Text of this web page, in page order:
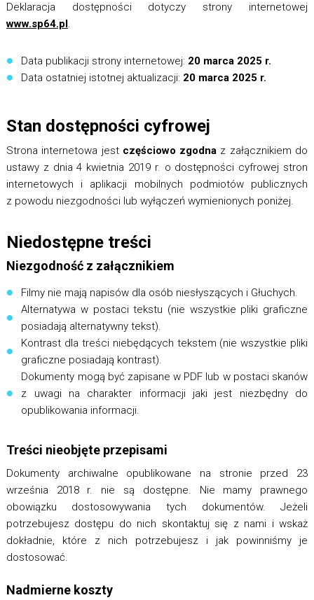
Deklaracja dostępności dotyczy strony internetowej
www.sp64.pl.
Data publikacji strony internetowej: 20 marca 2025 r.
Data ostatniej istotnej aktualizacji: 20 marca 2025 r.
Stan dostępności cyfrowej
Strona internetowa jest częściowo zgodna z załącznikiem do
ustawy z dnia 4 kwietnia 2019 r. o dostępności cyfrowej stron
internetowych i aplikacji mobilnych podmiotów publicznych
z powodu niezgodności lub wyłączeń wymienionych poniżej.
Niedostępne treści
Niezgodność z załącznikiem
Filmy nie mają napisów dla osób niesłyszących i Głuchych.
Alternatywa w postaci tekstu (nie wszystkie pliki graficzne
posiadają alternatywny tekst).
Kontrast dla treści niebędących tekstem (nie wszystkie pliki
graficzne posiadają kontrast).
Dokumenty mogą być zapisane w PDF lub w postaci skanów
z uwagi na charakter informacji jaki jest niezbędny do
opublikowania informacji.
Treści nieobjęte przepisami
Dokumenty archiwalne opublikowane na stronie przed 23
września 2018 r. nie są dostępne. Nie mamy prawnego
obowiązku dostosowywania tych dokumentów. Jeżeli
potrzebujesz dostępu do nich skontaktuj się z nami i wskaż
dokładnie, które z nich potrzebujesz i jak powinniśmy je
dostosować.
Nadmierne koszty